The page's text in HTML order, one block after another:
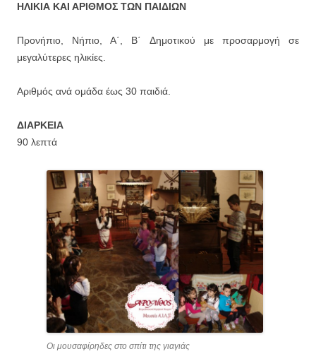
ΗΛΙΚΙΑ ΚΑΙ ΑΡΙΘΜΟΣ ΤΩΝ ΠΑΙΔΙΩΝ
Προνήπιο, Νήπιο, Α΄, Β΄ Δημοτικού με προσαρμογή σε
μεγαλύτερες ηλικίες.
Αριθμός ανά ομάδα έως 30 παιδιά.
ΔΙΑΡΚΕΙΑ
90 λεπτά
Οι μουσαφίρηδες στο σπίτι της γιαγιάς